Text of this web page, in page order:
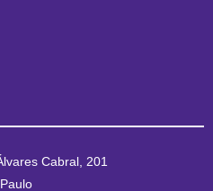
Cabral, 201